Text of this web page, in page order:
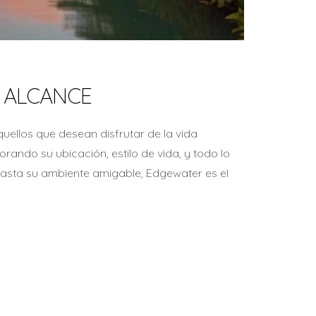
que desean disfrutar de la vida
su ubicación, estilo de vida, y todo lo
su ambiente amigable, Edgewater es el